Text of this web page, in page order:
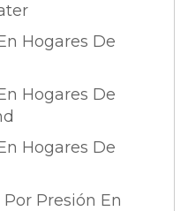
Hogares De
Hogares De
Hogares De
Presión En